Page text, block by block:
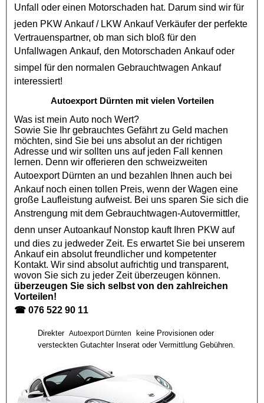
Unfall oder einen Motorschaden hat. Darum sind wir für
jeden PKW Ankauf/ LKW AnkaufVerkäufer der perfekte
Vertrauenspartner, ob man sich bloß für den
Unfallwagen Ankauf, den Motorschaden Ankaufoder
simpel für den normalen Gebrauchtwagen Ankauf
interessiert!
Autoexport Dürnten mit vielen Vorteilen
Was ist mein Auto noch Wert?
Sowie Sie Ihr gebrauchtes Gefährt zu Geld machen
möchten, sind Sie bei uns absolut an der richtigen
Adresse und wir sollten uns auf jeden Fall kennen
lernen. Denn wir offerieren den schweizweiten
Autoexport Dürnten an und bezahlen Ihnen auch bei
Ankauf noch einen tollen Preis, wenn der Wagen eine
große Laufleistung aufweist. Bei uns sparen Sie sich die
Anstrengung mit dem Gebrauchtwagen-Autovermittler,
denn unser AutoankaufNonstop kauft Ihren PKW auf
und dies zu jedweder Zeit. Es erwartet Sie bei unserem
Ankauf ein absolut freundlicher und kompetenter
Kontakt. Wir sind absolut aufrichtig und transparent,
wovon Sie sich zu jeder Zeit überzeugen können.
überzeugen Sie sich selbst von den zahlreichen
Vorteilen!
☎ 076 522 90 11
Direkter Autoexport Dürnten
keine Provisionen oder
versteckten Gutachter Inserat oder Vermittlung Gebühren.